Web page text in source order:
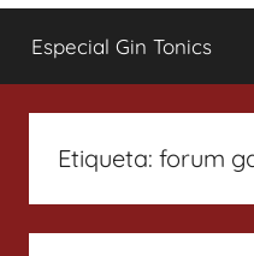
Especial Gin Tonics
Etiqueta: forum